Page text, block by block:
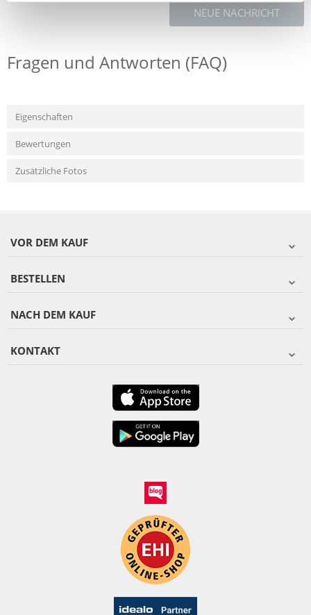
NEUE NACHRICHT
Fragen und Antworten (FAQ)
Eigenschaften
Bewertungen
Zusätzliche Fotos
VOR DEM KAUF
BESTELLEN
NACH DEM KAUF
KONTAKT